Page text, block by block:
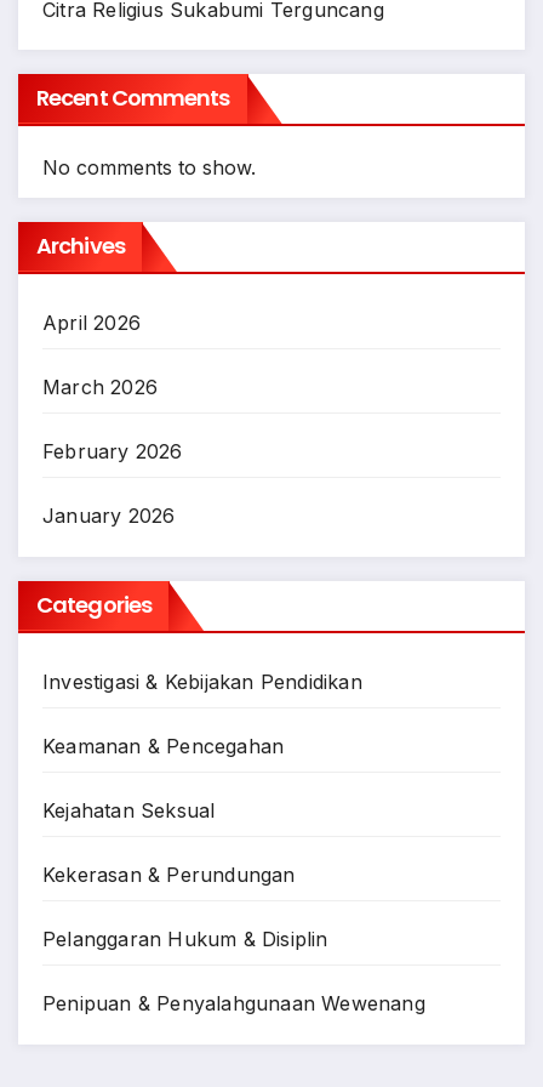
Citra Religius Sukabumi Terguncang
Recent Comments
No comments to show.
Archives
April 2026
March 2026
February 2026
January 2026
Categories
Investigasi & Kebijakan Pendidikan
Keamanan & Pencegahan
Kejahatan Seksual
Kekerasan & Perundungan
Pelanggaran Hukum & Disiplin
Penipuan & Penyalahgunaan Wewenang